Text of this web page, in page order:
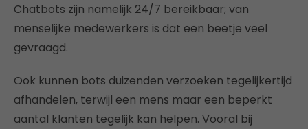
Chatbots zijn namelijk 24/7 bereikbaar; van
menselijke medewerkers is dat een beetje veel
gevraagd.
Ook kunnen bots duizenden verzoeken tegelijkertijd
afhandelen, terwijl een mens maar een beperkt
aantal klanten tegelijk kan helpen. Vooral bij